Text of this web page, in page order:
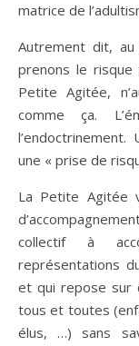
matrice de
Autrement dit,
prenons le risque
Petite Agitée,
comme ça.
une « prise de
La Petite Agitée
collectif à
représentations
et qui repose sur
tous et toutes
élus, …) sans